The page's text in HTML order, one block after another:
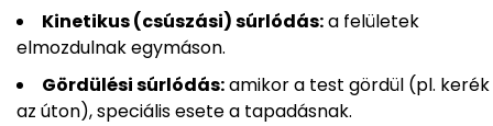
Kinetikus (csúszási) súrlódás:a felületek
elmozdulnak egymáson.
Gördülési súrlódás:amikor a test gördül (pl. kerék
az úton), speciális esete a tapadásnak.